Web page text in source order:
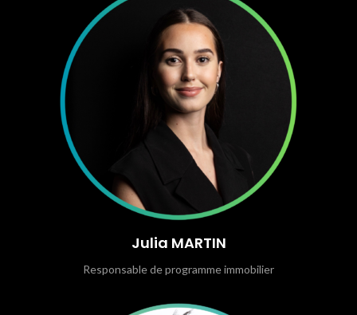
Julia MARTIN
Responsable de programme immobilier